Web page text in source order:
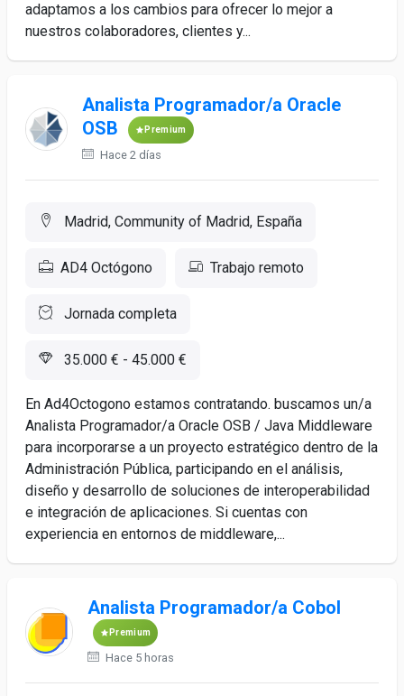
adaptamos a los cambios para ofrecer lo mejor a
nuestros colaboradores, clientes y...
Analista Programador/a Oracle
OSB
Premium
Hace 2 días
Madrid, Community of Madrid, España
AD4 Octógono Trabajo remoto
Jornada completa
35.000 € - 45.000 €
En Ad4Octogono estamos contratando. buscamos un/a
Analista Programador/a Oracle OSB / Java Middleware
para incorporarse a un proyecto estratégico dentro de la
Administración Pública, participando en el análisis,
diseño y desarrollo de soluciones de interoperabilidad
e integración de aplicaciones. Si cuentas con
experiencia en entornos de middleware,...
Analista Programador/a Cobol
Premium
Hace 5 horas